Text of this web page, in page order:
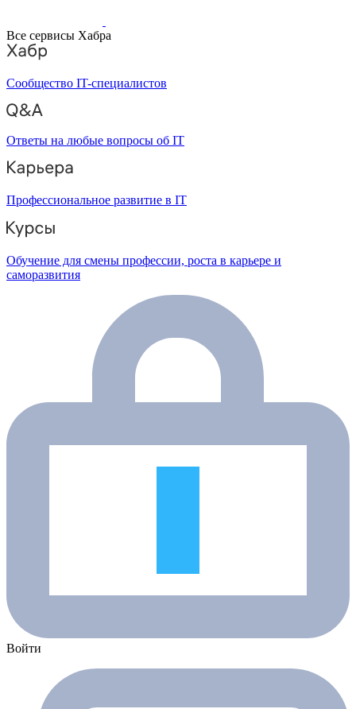
Все сервисы Хабра
Сообщество IT-специалистов
Ответы на любые вопросы об IT
Профессиональное развитие в IT
Обучение для смены профессии, роста в карьере и
саморазвития
Войти